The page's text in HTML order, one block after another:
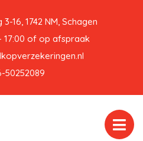
16, 1742 NM, Schagen
17:00 of op afspraak
50252089